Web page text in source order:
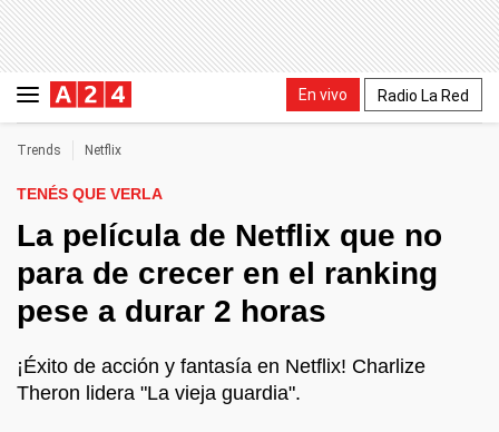
En vivo Radio La Red
Trends Netflix
TENÉS QUE VERLA
La película de Netflix que no
para de crecer en el ranking
pese a durar 2 horas
¡Éxito de acción y fantasía en Netflix! Charlize
Theron lidera "La vieja guardia".